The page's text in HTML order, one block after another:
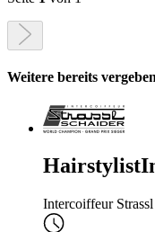
Weitere bereits
Intercoiffeur